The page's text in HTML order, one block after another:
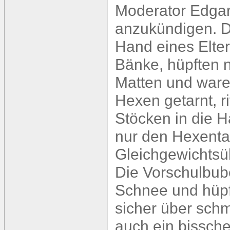
Moderator
anzukündigen.
Hand eines
Bänke, hüpften
Matten und
Hexen getarnt,
Stöcken in die
nur den
Die
Schnee und
sicher über
auch ein